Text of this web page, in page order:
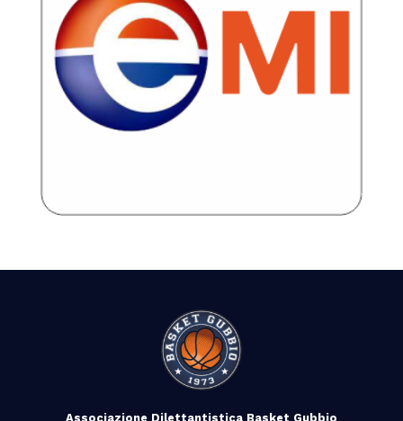
Associazione Dilettantistica Basket Gubbio